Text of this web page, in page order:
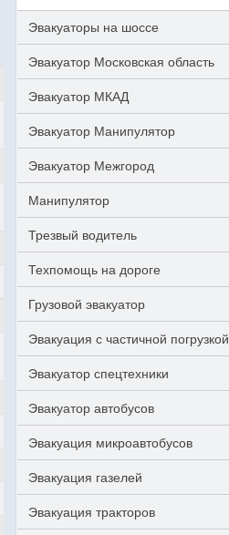
Эвакуаторы на шоссе
Эвакуатор Московская область
Эвакуатор МКАД
Эвакуатор Манипулятор
Эвакуатор Межгород
Манипулятор
Трезвый водитель
Техпомощь на дороге
Грузовой эвакуатор
Эвакуация с частичной погрузкой
Эвакуатор спецтехники
Эвакуатор автобусов
Эвакуация микроавтобусов
Эвакуация газелей
Эвакуация тракторов